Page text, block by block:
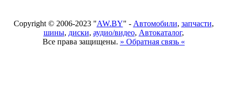
Copyright © 2006-2023 "AW.BY" - Автомобили, запчасти,
шины, диски, аудио/видео, Автокаталог,
Все права защищены. » Обратная связь «